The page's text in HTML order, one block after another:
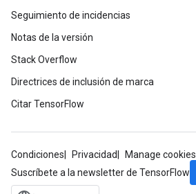
Seguimiento de incidencias
Notas de la versión
Stack Overflow
Directrices de inclusión de marca
Citar TensorFlow
Condiciones Privacidad
Manage cookies
Suscríbete a la newsletter de TensorFlow